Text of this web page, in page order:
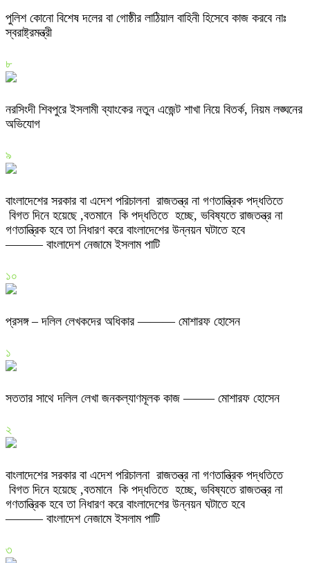
পুলিশ কোনো বিশেষ দলের বা গোষ্ঠীর লাঠিয়াল বাহিনী হিসেবে কাজ করবে নাঃ
স্বরাষ্ট্রমন্ত্রী
৮
নরসিংদী শিবপুরে ইসলামী ব্যাংকের নতুন এজেন্ট শাখা নিয়ে বিতর্ক, নিয়ম লঙ্ঘনের
অভিযোগ
৯
বাংলাদেশের সরকার বা এদেশ পরিচালনা রাজতন্ত্র না গণতান্ত্রিক পদ্ধতিতে
বিগত দিনে হয়েছে ,বতমানে কি পদ্ধতিতে হচ্ছে, ভবিষ্যতে রাজতন্ত্র না
গণতান্ত্রিক হবে তা নিধারণ করে বাংলাদেশের উন্নয়ন ঘটাতে হবে
——— বাংলাদেশ নেজামে ইসলাম পাটি
১০
প্রসঙ্গ – দলিল লেখকদের অধিকার ——— মোশারফ হোসেন
১
সততার সাথে দলিল লেখা জনকল্যাণমূলক কাজ ——– মোশারফ হোসেন
২
বাংলাদেশের সরকার বা এদেশ পরিচালনা রাজতন্ত্র না গণতান্ত্রিক পদ্ধতিতে
বিগত দিনে হয়েছে ,বতমানে কি পদ্ধতিতে হচ্ছে, ভবিষ্যতে রাজতন্ত্র না
গণতান্ত্রিক হবে তা নিধারণ করে বাংলাদেশের উন্নয়ন ঘটাতে হবে
——— বাংলাদেশ নেজামে ইসলাম পাটি
৩